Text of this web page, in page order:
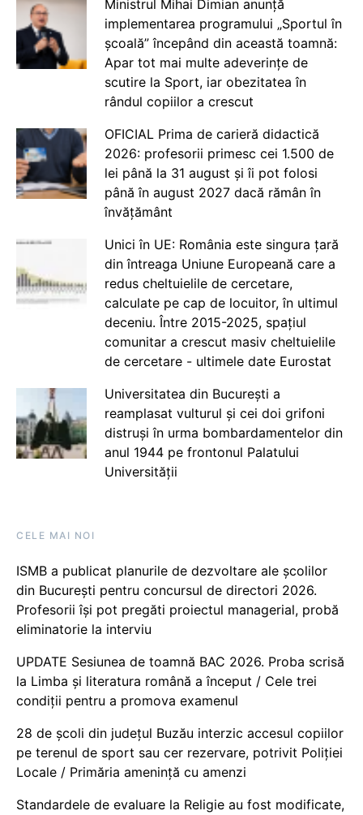
Ministrul Mihai Dimian anunță
implementarea programului „Sportul în
școală” începând din această toamnă:
Apar tot mai multe adeverințe de
scutire la Sport, iar obezitatea în
rândul copiilor a crescut
OFICIAL Prima de carieră didactică
2026: profesorii primesc cei 1.500 de
lei până la 31 august și îi pot folosi
până în august 2027 dacă rămân în
învățământ
Unici în UE: România este singura țară
din întreaga Uniune Europeană care a
redus cheltuielile de cercetare,
calculate pe cap de locuitor, în ultimul
deceniu. Între 2015-2025, spațiul
comunitar a crescut masiv cheltuielile
de cercetare - ultimele date Eurostat
Universitatea din București a
reamplasat vulturul și cei doi grifoni
distruși în urma bombardamentelor din
anul 1944 pe frontonul Palatului
Universității
CELE MAI NOI
ISMB a publicat planurile de dezvoltare ale școlilor
din București pentru concursul de directori 2026.
Profesorii își pot pregăti proiectul managerial, probă
eliminatorie la interviu
UPDATE Sesiunea de toamnă BAC 2026. Proba scrisă
la Limba și literatura română a început / Cele trei
condiții pentru a promova examenul
28 de școli din județul Buzău interzic accesul copiilor
pe terenul de sport sau cer rezervare, potrivit Poliției
Locale / Primăria amenință cu amenzi
Standardele de evaluare la Religie au fost modificate,